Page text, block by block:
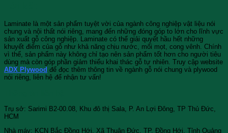
Laminate là một sản phẩm tuyệt vời của ngành công nghiệp vật liệu nói
chung và nội thất nói riêng, mang đến những đóng góp to lớn cho lĩnh vực
sản xuất gỗ công nghiệp. Laminate có thể giải quyết hầu hết những
khuyết điểm của gỗ như khả năng chịu nước, mối mọt, cong vênh. Chính
vì thế, sản phẩm này không chỉ tạo nên sản phẩm tốt hơn cho người tiêu
dùng mà còn góp phần giảm thiểu khai thác gỗ tự nhiên. Truy cập website
ADX Plywood để đọc thêm thông tin về ngành gỗ nói chung và plywood
nói riêng, liên hệ để nhận tư vấn!
Trụ sở: Sarimi B2-00.08, Khu đô thị Sala, P. An Lợi Đông, TP Thủ Đức,
HCM
Nhà máy: KCN Bắc Đồng Hới, Xã Thuận Đức, TP. Đồng Hới, Tỉnh Quảng